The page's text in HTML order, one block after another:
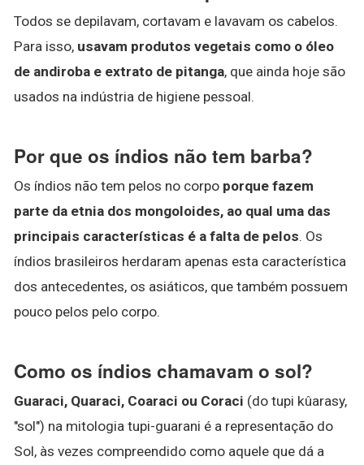
Todos se depilavam, cortavam e lavavam os cabelos.
Para isso, usavam produtos vegetais como o óleo
de andiroba e extrato de pitanga, que ainda hoje são
usados na indústria de higiene pessoal.
Por que os índios não tem barba?
Os índios não tem pelos no corpo porque fazem
parte da etnia dos mongoloides, ao qual uma das
principais características é a falta de pelos. Os
índios brasileiros herdaram apenas esta característica
dos antecedentes, os asiáticos, que também possuem
pouco pelos pelo corpo.
Como os índios chamavam o sol?
Guaraci, Quaraci, Coaraci ou Coraci (do tupi kûarasy,
"sol") na mitologia tupi-guarani é a representação do
Sol, às vezes compreendido como aquele que dá a